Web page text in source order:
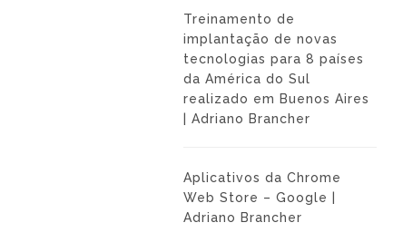
Treinamento de
implantação de novas
tecnologias para 8 países
da América do Sul
realizado em Buenos Aires
| Adriano Brancher
Aplicativos da Chrome
Web Store – Google |
Adriano Brancher